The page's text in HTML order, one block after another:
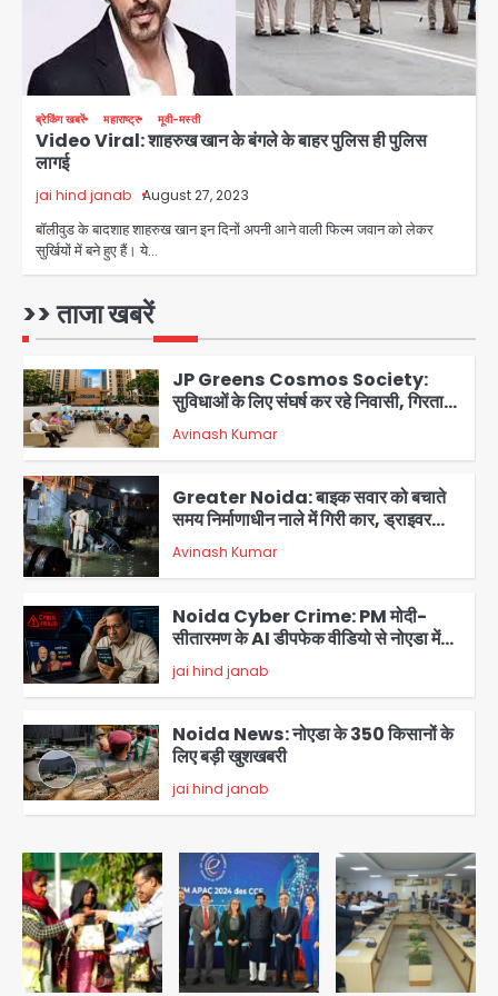
ब्रेकिंग खबरें महाराष्ट्र मूवी-मस्ती
Video Viral: शाहरुख खान के बंगले के बाहर पुलिस ही पुलिस
लागई
jai hind janab August 27, 2023
बॉलीवुड के बादशाह शाहरुख खान इन दिनों अपनी आने वाली फिल्म जवान को लेकर
सुर्खियों में बने हुए हैं। ये…
>> ताजा खबरें
4
Noida Cyber Crime: PM मोदी-
सीतारमण के AI डीपफेक वीडियो से नोएडा में
बुजुर्ग से 70 लाख की ठगी
jai hind janab
Noida News: नोएडा के 350 किसानों के
jai hind janab
1
2
JP Greens Cosmos Society:
सुविधाओं के लिए संघर्ष कर रहे निवासी, गिरता
प्लास्टर और कमजोर सुरक्षा बनी बड़ी चुनौती
Avinash Kumar
3
Greater Noida: बाइक सवार को बचाते
समय निर्माणाधीन नाले में गिरी कार, ड्राइवर
बाल-बाल बचा
Avinash Kumar
4
Noida Cyber Crime: PM मोदी-
सीतारमण के AI डीपफेक वीडियो से नोएडा में
बुजुर्ग से 70 लाख की ठगी
jai hind janab
5
Noida News: नोएडा के 350 किसानों के
लिए बड़ी खुशखबरी
jai hind janab
1
Student protest in Ranchi: छात्र
पुलिस से भिड़े, आंसू गैस और वाटर कैनन का
इस्तेमाल
Avinash Kumar
JP Greens Cosmos Society: